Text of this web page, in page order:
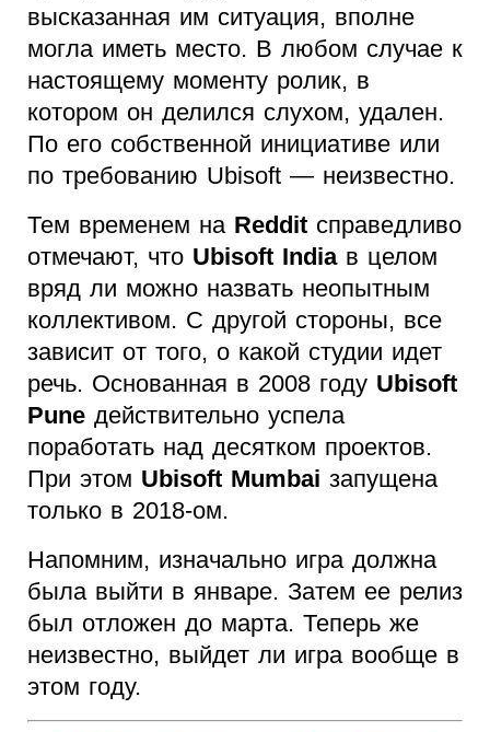
высказанная им ситуация, вполне
могла иметь место. В любом случае к
настоящему моменту ролик, в
котором он делился слухом, удален.
По его собственной инициативе или
по требованию Ubisoft — неизвестно.
Тем временем на Reddit справедливо
отмечают, что Ubisoft Indiaв целом
вряд ли можно назвать неопытным
коллективом. С другой стороны, все
зависит от того, о какой студии идет
речь. Основанная в 2008 году Ubisoft
Pune действительно успела
поработать над десятком проектов.
При этом Ubisoft Mumbai запущена
только в 2018-ом.
Напомним, изначально игра должна
была выйти в январе. Затем ее релиз
был отложен до марта. Теперь же
неизвестно, выйдет ли игра вообще в
этом году.